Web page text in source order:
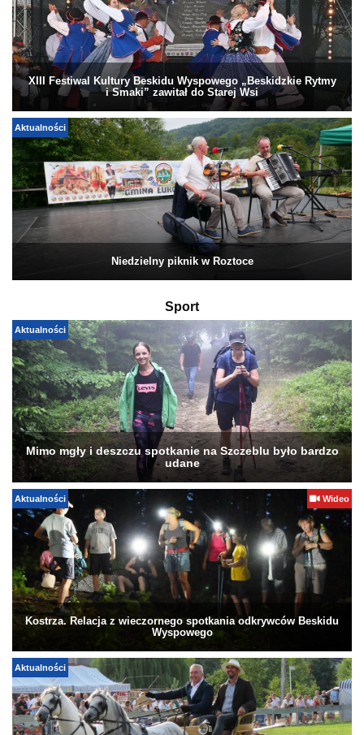
XIII Festiwal Kultury Beskidu Wyspowego „Beskidzkie Rytmy
i Smaki” zawitał do Starej Wsi
Aktualności
Niedzielny piknik w Roztoce
Sport
Aktualności
Mimo mgły i deszczu spotkanie na Szczeblu było bardzo
udane
Aktualności Wideo
Kostrza. Relacja z wieczornego spotkania odkrywców Beskidu
Wyspowego
Aktualności